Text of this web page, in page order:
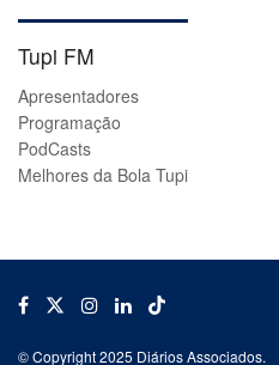
Tupi FM
Apresentadores
Programação
PodCasts
Melhores da Bola Tupi
© Copyright 2025 Diários Associados.